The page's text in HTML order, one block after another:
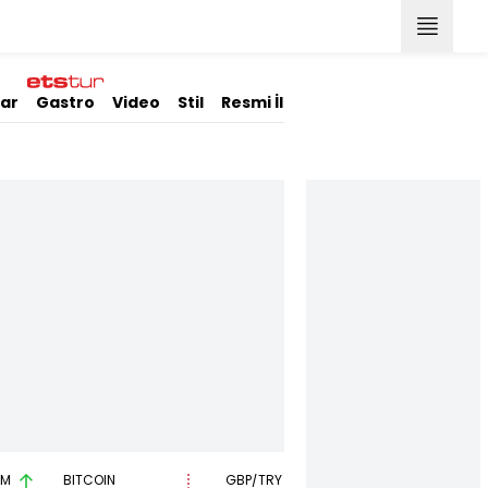
Gastro Video Stil Resmi İlanlar
BITCOIN GBP/TRY